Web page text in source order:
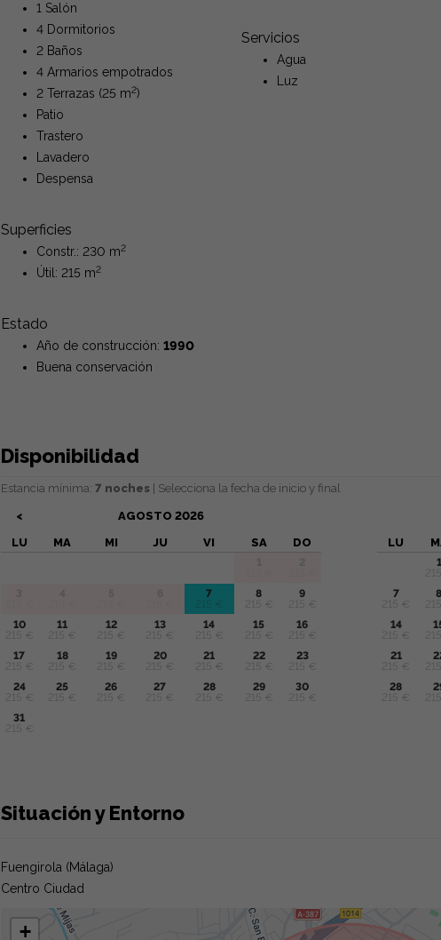
1 Salón
4 Dormitorios
2 Baños
4 Armarios empotrados
2 Terrazas (25 m2)
Patio
Trastero
Lavadero
Despensa
Superficies
Constr.: 230 m2
Útil: 215 m2
Estado
Año de construcción: 1990
Buena conservación
Servicios
Agua
Luz
Disponibilidad
Estancia mínima: 7 noches | Selecciona la fecha de inicio y final
< AGOSTO 2026
LU MA MI JU VI SA DO
7
8
215 €
9
215 €
10
215 €
11
215 €
12
215 €
13
215 €
14
215 €
15
215 €
16
215 €
17
215 €
18
215 €
19
215 €
20
215 €
21
215 €
22
215 €
23
215 €
24
215 €
25
215 €
26
215 €
27
215 €
28
215 €
29
215 €
30
215 €
31
215 €
LU
1
7
215 €
8
14
215 €
21
215 €
28
215 €
Situación y Entorno
Fuengirola (Málaga)
Centro Ciudad
+